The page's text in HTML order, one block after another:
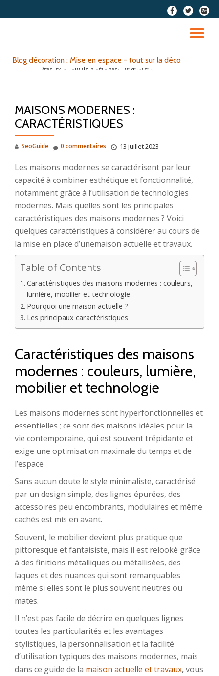
fa-
facebook
fa-
twitter
fa-
plus-
Blog décoration : Mise en espace - tout sur la déco
Devenez un pro de la déco avec nos astuces :)
MAISONS MODERNES :
CARACTÉRISTIQUES
SeoGuide 13 juillet 2023
0 commentaires
Les maisons modernes se caractérisent par leur
capacité à combiner esthétique et fonctionnalité,
notamment grâce à l’utilisation de technologies
modernes. Mais quelles sont les principales
caractéristiques des maisons modernes ? Voici
quelques caractéristiques à considérer au cours de
la mise en place d’unemaison actuelle et travaux.
Table of Contents
Caractéristiques des maisons modernes : couleurs,
lumière, mobilier et technologie
Pourquoi une maison actuelle ?
Les principaux caractéristiques
Caractéristiques des maisons
modernes : couleurs, lumière,
mobilier et technologie
Les maisons modernes sont hyperfonctionnelles et
essentielles ; ce sont des maisons idéales pour la
vie contemporaine, qui est souvent trépidante et
exige une optimisation maximale du temps et de
l’espace.
Sans aucun doute le style minimaliste, caractérisé
par un design simple, des lignes épurées, des
accessoires peu encombrants, modulaires et même
cachés est mis en avant.
Souvent, le mobilier devient plus pratique que
pittoresque et fantaisiste, mais il est relooké grâce
à des finitions métalliques ou métallisées, des
laques et des nuances qui sont remarquables
même si elles sont le plus souvent neutres ou
mates.
Il n’est pas facile de décrire en quelques lignes
toutes les particularités et les avantages
stylistiques, la personnalisation et la facilité
d’utilisation typiques des maisons modernes, mais
dans ce guide de la maison actuelle et travaux,vous